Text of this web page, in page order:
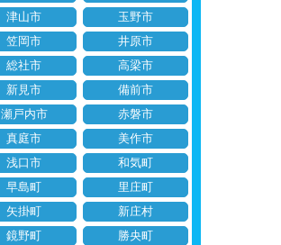
津山市
玉野市
笠岡市
井原市
総社市
高梁市
新見市
備前市
瀬戸内市
赤磐市
真庭市
美作市
浅口市
和気町
早島町
里庄町
矢掛町
新庄村
鏡野町
勝央町